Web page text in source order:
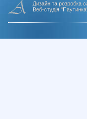
Дизайн та розробка
Веб-студія